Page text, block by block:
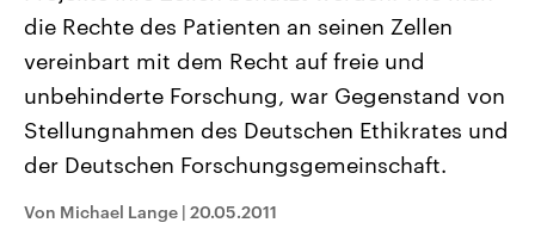
2026
Alle Informationen
Sachsen-Anhalt wählt am 6.
September 2026 einen neuen
Landtag. Seit 2021 wird das
Bundesland von einer Koalition aus
CDU, SPD und FDP regiert.-
Umfragen, Prognosen,
Wahlprogramme, aktuelle Berichte
und Kandidaten der anstehenden
Wahl.
Aktuelle Beiträge,
Hintergründe
Wirtschaftlich und
gehören die Vereinigten
den mächtigsten Ländern
mit großem Einfluss auf
aktuelle Weltgeschehen.
Podcasts
die Rechte des Patienten an seinen Zellen
vereinbart mit dem Recht auf freie und
unbehinderte Forschung, war Gegenstand von
Stellungnahmen des Deutschen Ethikrates und
der Deutschen Forschungsgemeinschaft.
Von Michael Lange | 20.05.2011